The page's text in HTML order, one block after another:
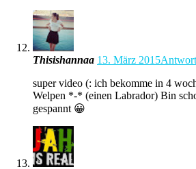
Thisishannaa 13. März 2015
super video (: ich bekomme in 4
Welpen *-* (einen Labrador) Bin
gespannt 😀